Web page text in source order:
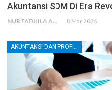
Akuntansi SDM Di Era
NUR FADHILA AMRI, SE., AK., M.SI 8 Mar 2026
AKUNTANSI DAN PROFESI AKUNTAN